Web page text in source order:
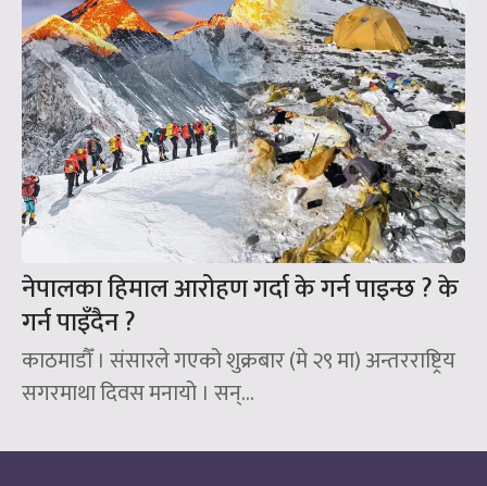
नेपालका हिमाल आरोहण गर्दा के गर्न पाइन्छ ? के
गर्न पाइँदैन ?
काठमाडौँ । संसारले गएको शुक्रबार (मे २९ मा) अन्तरराष्ट्रिय
सगरमाथा दिवस मनायो । सन्‌...